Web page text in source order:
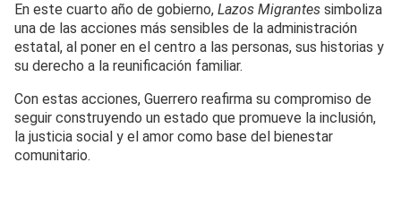
En este cuarto año de gobierno, Lazos Migrantes simboliza
una de las acciones más sensibles de la administración
estatal, al poner en el centro a las personas, sus historias y
su derecho a la reunificación familiar.
Con estas acciones, Guerrero reafirma su compromiso de
seguir construyendo un estado que promueve la inclusión,
la justicia social y el amor como base del bienestar
comunitario.